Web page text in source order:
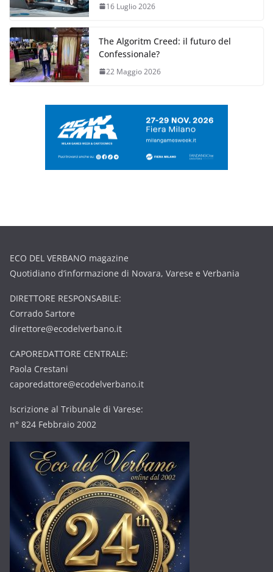
16 Luglio 2026
The Algoritm Creed: il futuro del
Confessionale?
22 Maggio 2026
ECO DEL VERBANO magazine
Quotidiano d’informazione di Novara, Varese e Verbania
DIRETTORE RESPONSABILE:
Corrado Sartore
direttore@ecodelverbano.it
CAPOREDATTORE CENTRALE:
Paola Crestani
caporedattore@ecodelverbano.it
Iscrizione al Tribunale di Varese:
n° 824 Febbraio 2002